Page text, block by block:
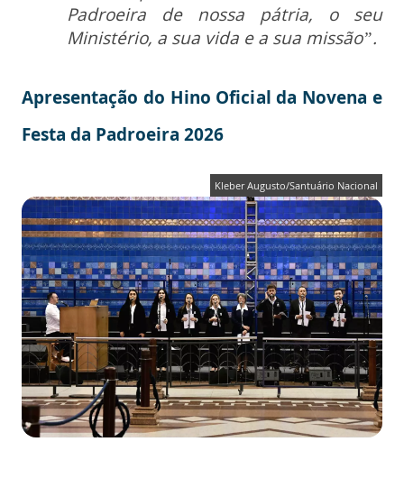
Padroeira de nossa pátria, o seu
Ministério, a sua vida e a sua missão”.
Apresentação do Hino Oficial da Novena e
Festa da Padroeira 2026
Kleber Augusto/Santuário Nacional